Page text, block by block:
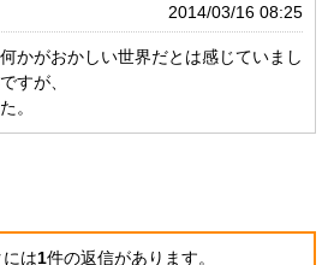
2014/03/16 08:25
かがおかしい世界だとは感じていまし
すが、
。
は1件の返信があります。